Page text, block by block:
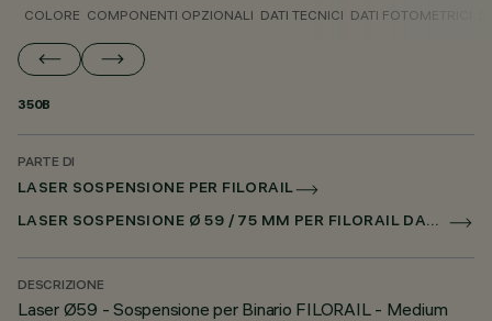
COLORE COMPONENTI OPZIONALI DATI TECNICI DATI FOTOMETRICI
350B
PARTE DI
LASER SOSPENSIONE PER FILORAIL
LASER SOSPENSIONE Ø 59 / 75 MM PER FILORAIL DALI POWERLINE
DESCRIZIONE
Laser Ø59 - Sospensione per Binario FILORAIL - Medium